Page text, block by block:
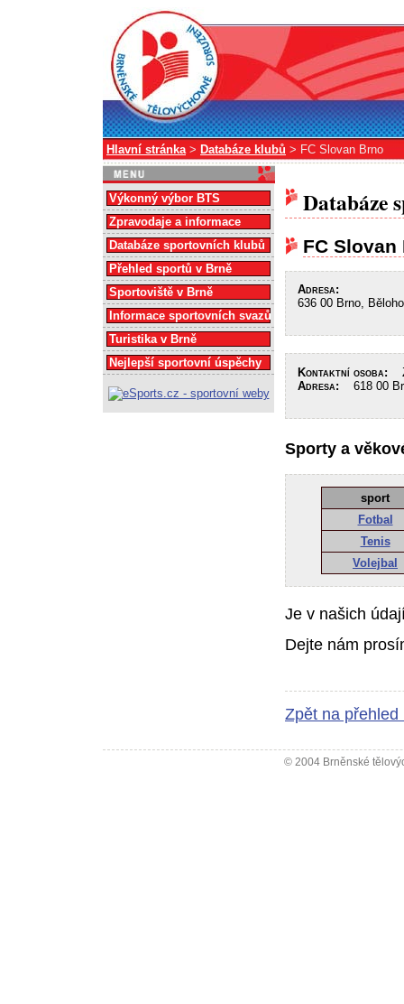
Hlavní stránka> Databáze klubů > FC Slovan Brno
Databáze
FC Slovan
Adresa:
636 00 Brno,
Kontaktní osoba:
Adresa: 618 00
Sporty a
sport
Fotbal
Tenis
Volejbal
Je v našich
Dejte nám
Zpět na přehled
Výkonný výbor BTS
Zpravodaje a informace
Databáze sportovních klubů
Přehled sportů v Brně
Sportoviště v Brně
Informace sportovních svazů
Turistika v Brně
Nejlepší sportovní úspěchy
© 2004 Brněnské